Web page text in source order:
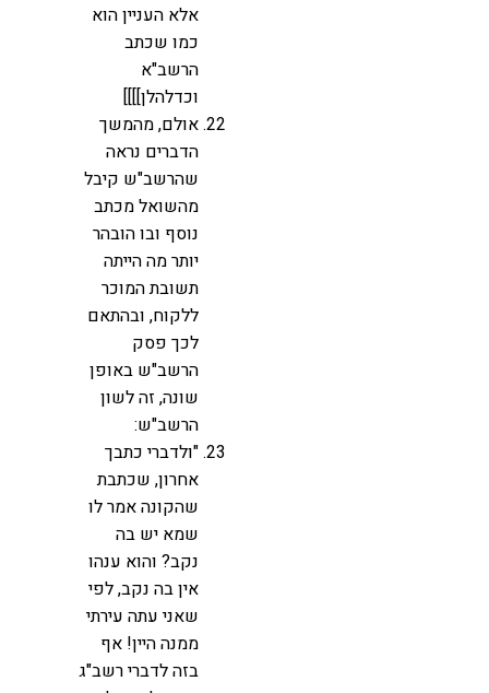
אלא העניין הוא
כמו שכתב
הרשב"א
וכדלהלן]]]]
אולם, מהמשך
הדברים נראה
שהרשב"ש קיבל
מהשואל מכתב
נוסף ובו הובהר
יותר מה הייתה
תשובת המוכר
ללקוח, ובהתאם
לכך פסק
הרשב"ש באופן
שונה, זה לשון
הרשב"ש:
"ולדברי כתבך
אחרון, שכתבת
שהקונה אמר לו
שמא יש בה
נקב? והוא ענהו
אין בה נקב, לפי
שאני עתה עירתי
ממנה היין! אף
בזה לדברי רשב"ג